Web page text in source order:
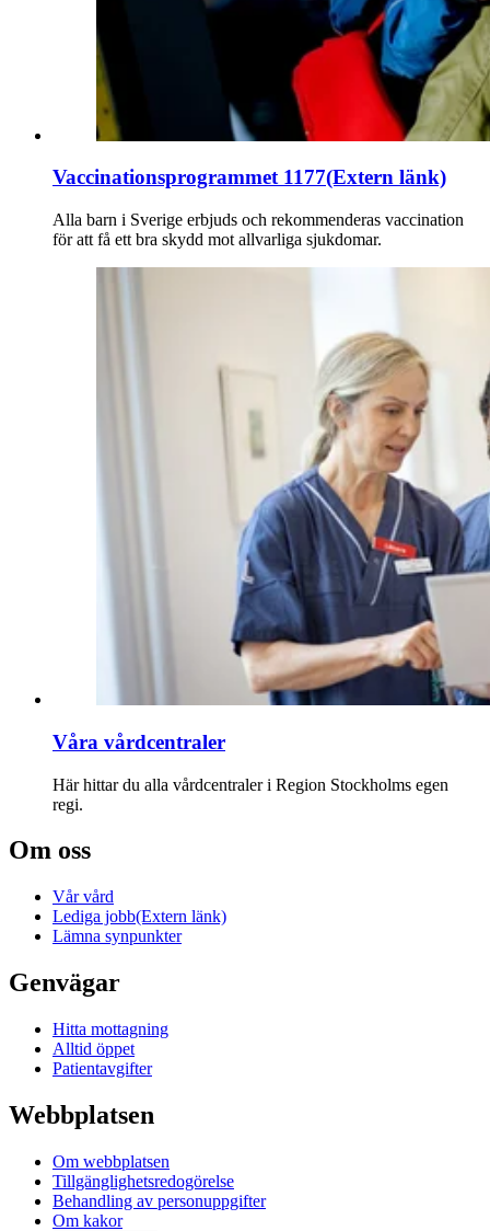
Vaccinationsprogrammet 1177(Extern länk)
Alla barn i Sverige erbjuds och rekommenderas vaccination
för att få ett bra skydd mot allvarliga sjukdomar.
Våra vårdcentraler
Här hittar du alla vårdcentraler i Region Stockholms egen
regi.
Om oss
Vår vård
Lediga jobb(Extern länk)
Lämna synpunkter
Genvägar
Hitta mottagning
Alltid öppet
Patientavgifter
Webbplatsen
Om webbplatsen
Tillgänglighetsredogörelse
Behandling av personuppgifter
Om kakor